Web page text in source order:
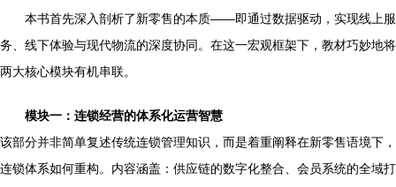
本书首先深入剖析了新零售的本质——即通过数据驱动，实现线上服
务、线下体验与现代物流的深度协同。在这一宏观框架下，教材巧妙地将
两大核心模块有机串联。
模块一：连锁经营的体系化运营智慧
该部分并非简单复述传统连锁管理知识，而是着重阐释在新零售语境下，
连锁体系如何重构。内容涵盖：供应链的数字化整合、会员系统的全域打